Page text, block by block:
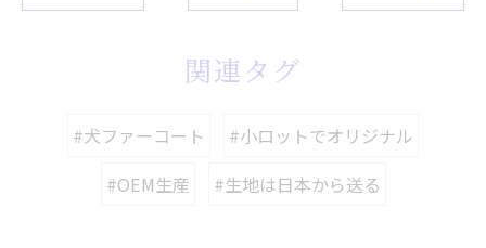
関連タグ
#犬ファーコート
#小ロットでオリジナル
#OEM生産
#生地は日本から送る